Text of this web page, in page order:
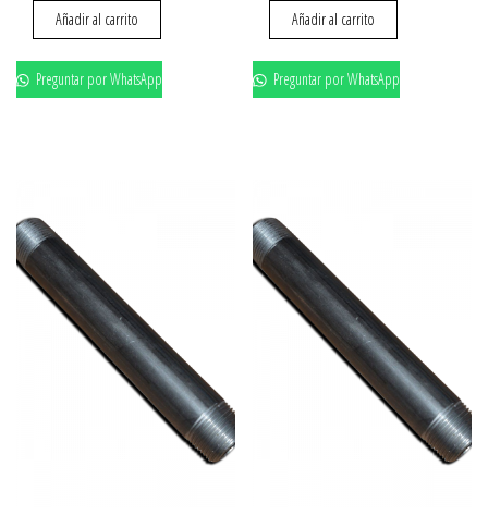
Añadir al carrito
Preguntar por WhatsApp
Añadir al carrito
Preguntar por WhatsApp